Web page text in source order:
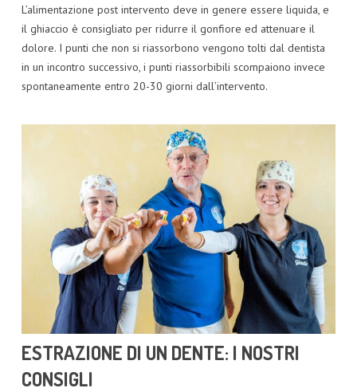
L’alimentazione post intervento deve in genere essere liquida, e
il ghiaccio è consigliato per ridurre il gonfiore ed attenuare il
dolore. I punti che non si riassorbono vengono tolti dal dentista
in un incontro successivo, i punti riassorbibili scompaiono invece
spontaneamente entro 20-30 giorni dall’intervento.
ESTRAZIONE DI UN DENTE: I NOSTRI
CONSIGLI